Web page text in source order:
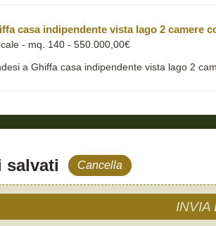
casa indipendente vista lago 2 camere
- mq. 140 - 550.000,00€
a Ghiffa casa indipendente vista lago 2
salvati Cancella
INVIA